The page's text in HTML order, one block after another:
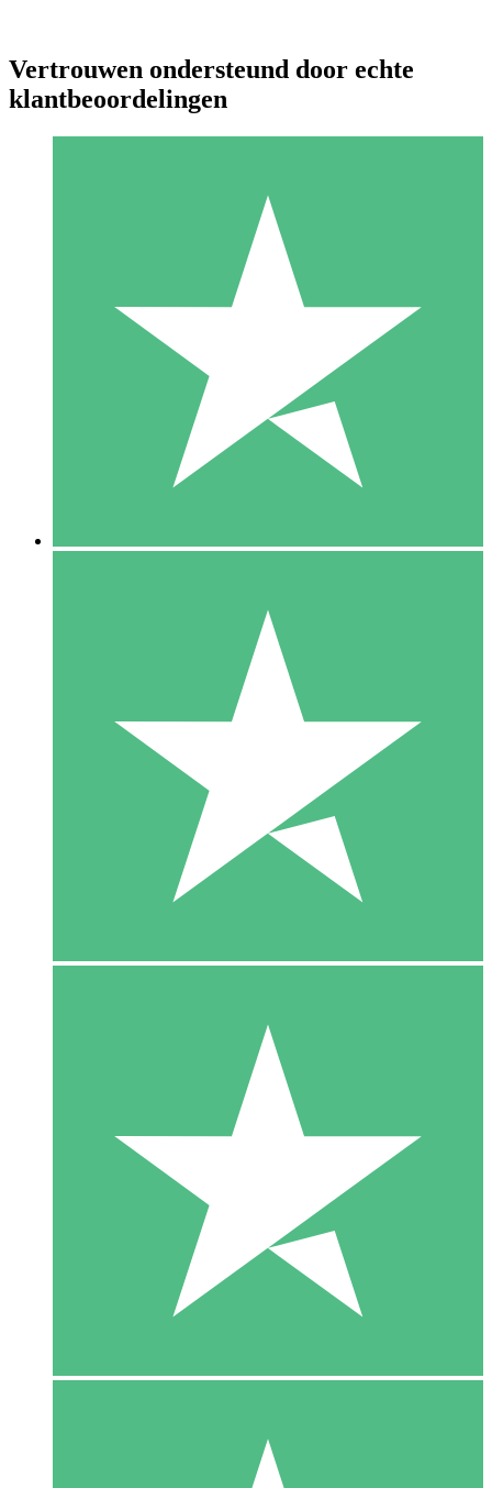
Individuele Creditpakketten
Betaal per gebruik met downloadtegoeden. Geen maandelijkse
1000
10 Downloaden
20 00
Vertrouwen ondersteund door echte
klantbeoordelingen